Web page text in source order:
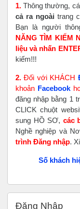
1. Thông thường,
cả ra ngoài trang
Bạn là người
NĂNG TÌM KIẾM
liệu và nhấn
kiếm!!!
2. Đối với KHÁCH
khoản Facebook
đăng nhập bằng 1
CLICK chuột
sung HỒ SƠ, các
Nghề nghiệp và
trình Đăng nhập.
Số khách
Đăng Nhập